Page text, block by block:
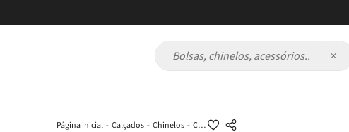
Bolsas, chinelos, acessórios...
Calçados Chinelos Chinelo Petite Jolie Bubbly Preto Translucido/Preto PJ7064